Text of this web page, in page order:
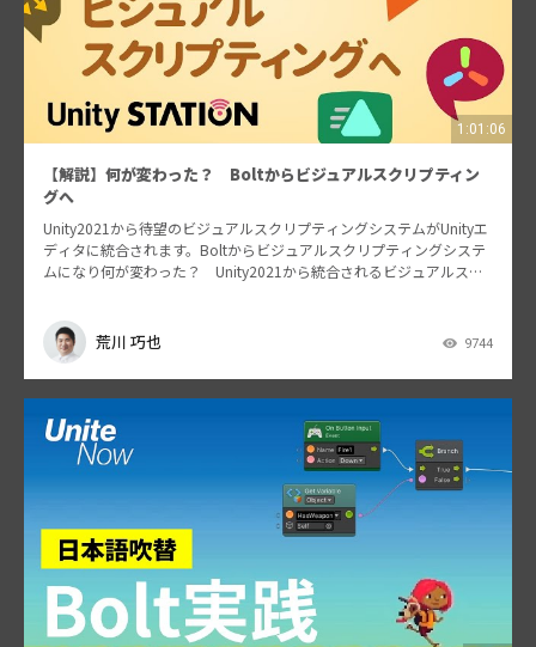
1:01:06
【解説】何が変わった？ Boltからビジュアルスクリプティン
グへ
Unity2021から待望のビジュアルスクリプティングシステムがUnityエ
ディタに統合されます。Boltからビジュアルスクリプティングシステ
ムになり何が変わった？ Unity2021から統合されるビジュアルスク
荒川 巧也 9744